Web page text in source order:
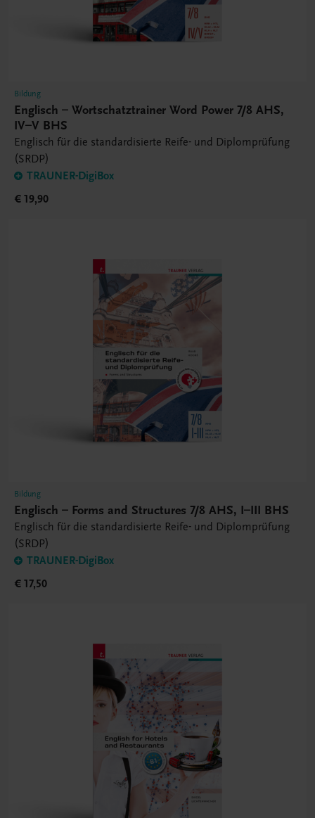
Bildung
Englisch – Wortschatztrainer Word Power 7/8 AHS,
IV–V BHS
Englisch für die standardisierte Reife- und Diplomprüfung
(SRDP)
TRAUNER-DigiBox
€ 19,90
Bildung
Englisch – Forms and Structures 7/8 AHS, I–III BHS
Englisch für die standardisierte Reife- und Diplomprüfung
(SRDP)
TRAUNER-DigiBox
€ 17,50